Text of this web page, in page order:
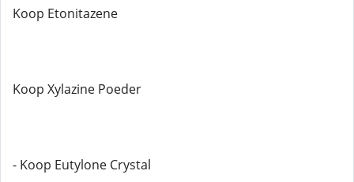
Koop Etonitazene
Koop Xylazine Poeder
- Koop Eutylone Crystal